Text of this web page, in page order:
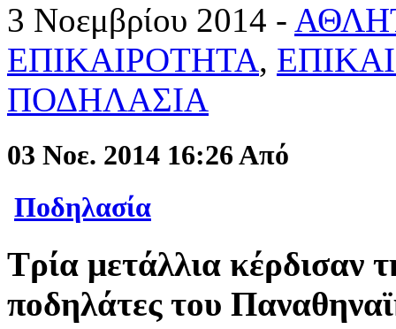
3 Νοεμβρίου 2014 -
ΕΠΙΚΑΙΡΟΤΗΤΑ,
ΠΟΔΗΛΑΣΙΑ
03 Νοε. 2014 16:26Από
Ποδηλασία
Τρία μετάλλια κέρδισαν
ποδηλάτες του